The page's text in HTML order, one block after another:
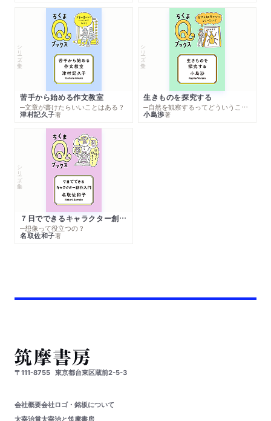
シリーズ・全集
苦手から始める作文教室
─文章が書けたらいいことはある？
津村記久子著
シリーズ・全集
生きものを探究する
─自然を観察するってどういうこと？
小島渉著
シリーズ・全集
７日でできるキャラクター創作入門
─想像って役立つの？
名取佐和子著
〒111-8755 東京都台東区蔵前2-5-3
会社概要会社ロゴ・銘板について
太宰治賞太宰治と筑摩書房